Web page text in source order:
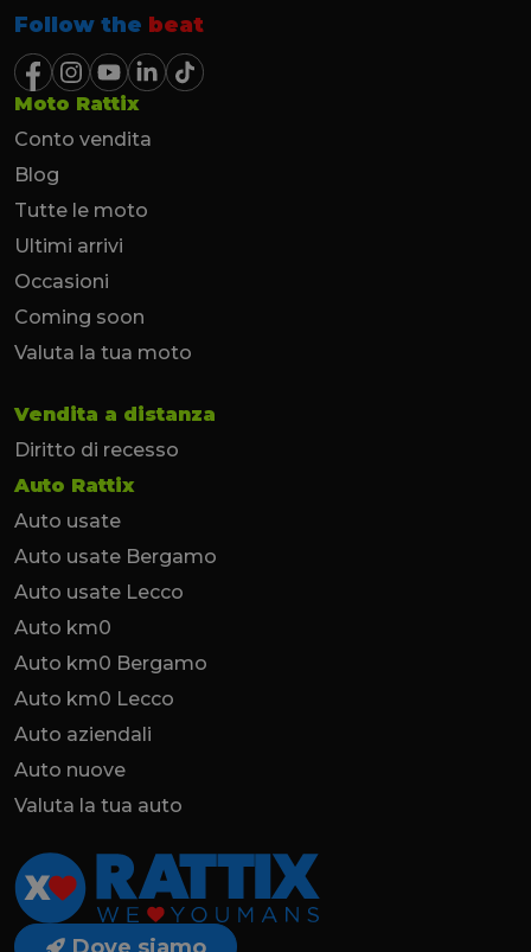
Follow the beat
Moto Rattix
Conto vendita
Blog
Tutte le moto
Ultimi arrivi
Occasioni
Coming soon
Valuta la tua moto
Vendita a distanza
Diritto di recesso
Auto Rattix
Auto usate
Auto usate Bergamo
Auto usate Lecco
Auto km0
Auto km0 Bergamo
Auto km0 Lecco
Auto aziendali
Auto nuove
Valuta la tua auto